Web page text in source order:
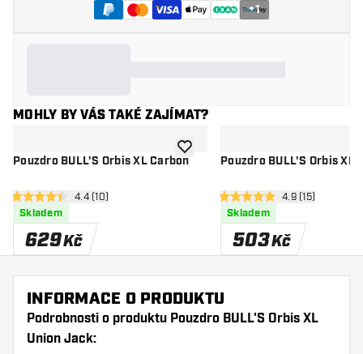
+1
MOHLY BY VÁS TAKÉ ZAJÍMAT?
Pouzdro BULL'S Orbis XL Carbon
otevřít panel recenzí
4.4 hodnoticí hvězdičky
4.4 (10)
Skladem
629Kč
Přidat do seznamu přání
Pouzdro BULL'S Orbis XL
otevřít panel
4.9 hodnoticí hvězdičky
4.9 (15)
Skladem
503Kč
INFORMACE O PRODUKTU
Podrobnosti o produktu Pouzdro BULL'S Orbis XL
Union Jack: